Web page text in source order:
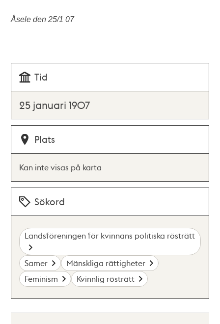
Åsele den 25/1 07
Tid
25 januari 1907
Plats
Kan inte visas på karta
Sökord
Landsföreningen för kvinnans politiska rösträtt
Samer
Mänskliga rättigheter
Feminism
Kvinnlig rösträtt